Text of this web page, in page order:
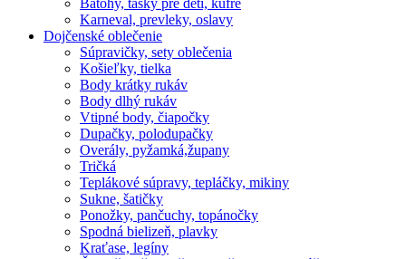
Karneval, prevleky, oslavy
Dojčenské oblečenie
Súpravičky, sety oblečenia
Košieľky, tielka
Body krátky rukáv
Body dlhý rukáv
Vtipné body, čiapočky
Dupačky, polodupačky
Overály, pyžamká,župany
Tričká
Teplákové súpravy, tepláčky, mikiny
Sukne, šatičky
Ponožky, pančuchy, topánočky
Spodná bielizeň, plavky
Kraťase, legíny